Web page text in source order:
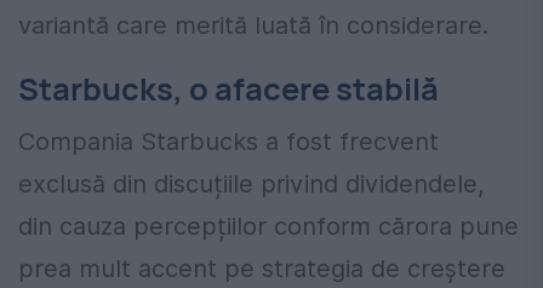
variantă care merită luată în considerare.
Starbucks, o afacere stabilă
Compania Starbucks a fost frecvent
exclusă din discuțiile privind dividendele,
din cauza percepțiilor conform cărora pune
prea mult accent pe strategia de creștere